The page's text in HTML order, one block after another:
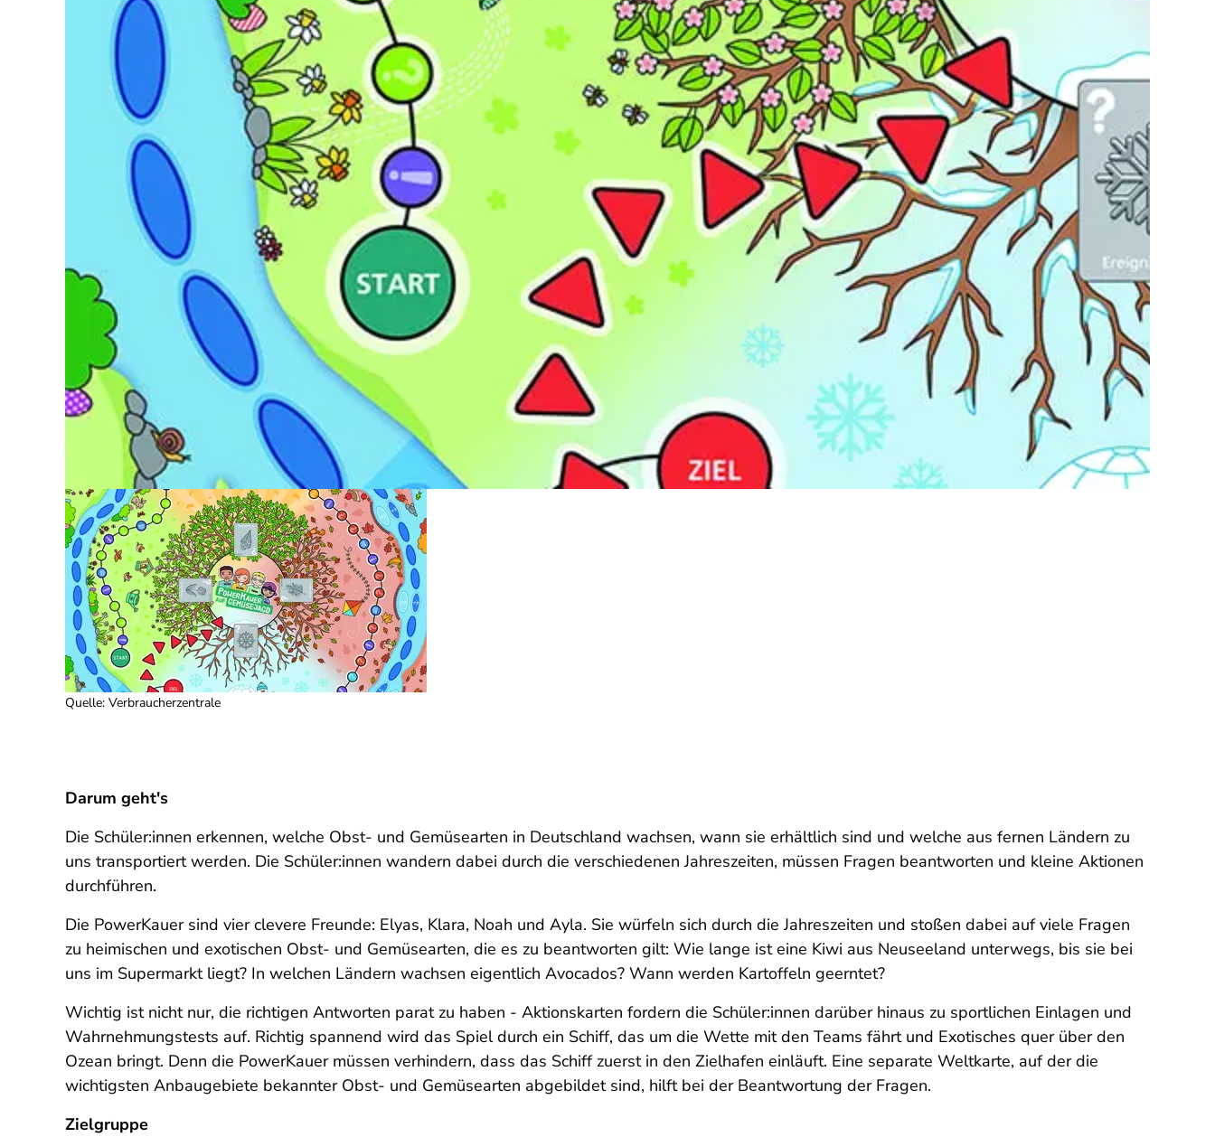
Quelle: Verbraucherzentrale
Darum geht's
Die Schüler:innen erkennen, welche Obst- und Gemüsearten in Deutschland wachsen, wann sie erhältlich sind und welche aus fernen Ländern zu
uns transportiert werden. Die Schüler:innen wandern dabei durch die verschiedenen Jahreszeiten, müssen Fragen beantworten und kleine Aktionen
durchführen.
Die PowerKauer sind vier clevere Freunde: Elyas, Klara, Noah und Ayla. Sie würfeln sich durch die Jahreszeiten und stoßen dabei auf viele Fragen
zu heimischen und exotischen Obst- und Gemüsearten, die es zu beantworten gilt: Wie lange ist eine Kiwi aus Neuseeland unterwegs, bis sie bei
uns im Supermarkt liegt? In welchen Ländern wachsen eigentlich Avocados? Wann werden Kartoffeln geerntet?
Wichtig ist nicht nur, die richtigen Antworten parat zu haben - Aktionskarten fordern die Schüler:innen darüber hinaus zu sportlichen Einlagen und
Wahrnehmungstests auf. Richtig spannend wird das Spiel durch ein Schiff, das um die Wette mit den Teams fährt und Exotisches quer über den
Ozean bringt. Denn die PowerKauer müssen verhindern, dass das Schiff zuerst in den Zielhafen einläuft. Eine separate Weltkarte, auf der die
wichtigsten Anbaugebiete bekannter Obst- und Gemüsearten abgebildet sind, hilft bei der Beantwortung der Fragen.
Zielgruppe